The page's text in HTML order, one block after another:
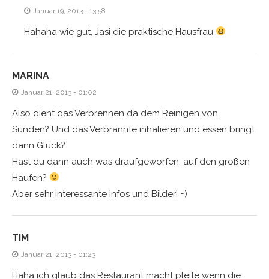
Januar 19, 2013 - 13:58
Hahaha wie gut, Jasi die praktische Hausfrau
MARINA
Januar 21, 2013 - 01:02
Also dient das Verbrennen da dem Reinigen von
Sünden? Und das Verbrannte inhalieren und essen bringt
dann Glück?
Hast du dann auch was draufgeworfen, auf den großen
Haufen?
Aber sehr interessante Infos und Bilder! =)
TIM
Januar 21, 2013 - 01:23
Haha ich glaub das Restaurant macht pleite wenn die